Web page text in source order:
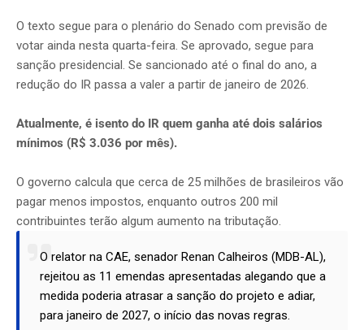
O texto segue para o plenário do Senado com previsão de
votar ainda nesta quarta-feira. Se aprovado, segue para
sanção presidencial. Se sancionado até o final do ano, a
redução do IR passa a valer a partir de janeiro de 2026.
Atualmente, é isento do IR quem ganha até dois salários
mínimos (R$ 3.036 por mês).
O governo calcula que cerca de 25 milhões de brasileiros vão
pagar menos impostos, enquanto outros 200 mil
contribuintes terão algum aumento na tributação.
O relator na CAE, senador Renan Calheiros (MDB-AL),
rejeitou as 11 emendas apresentadas alegando que a
medida poderia atrasar a sanção do projeto e adiar,
para janeiro de 2027, o início das novas regras.